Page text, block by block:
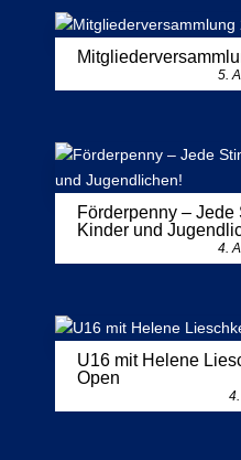
5.
Förderpenny – Jede
Kinder und
4.
U16 mit Helene
Open